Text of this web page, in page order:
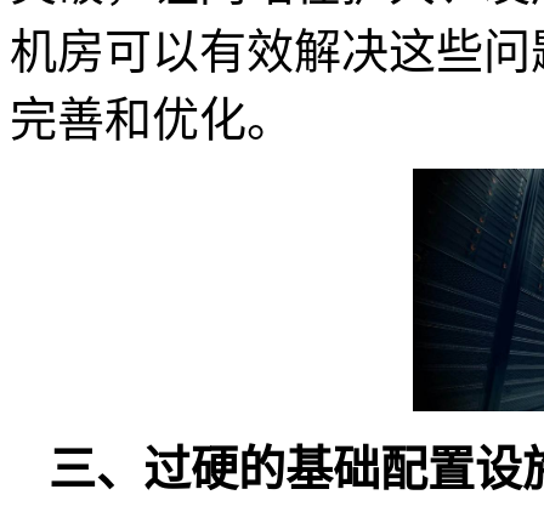
机房可以有效解决这些
完善和优化。
三、过硬的基础配置设